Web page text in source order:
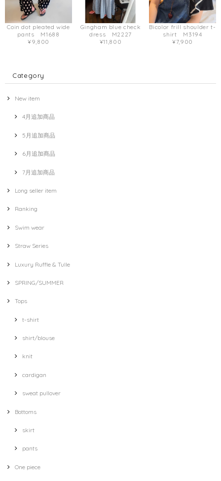
Coin dot pleated wide
pants M1688
¥9,800
Gingham blue check
dress M2227
¥11,800
Bicolor frill shoulder t-
shirt M3194
¥7,900
Category
New item
4月追加商品
5月追加商品
6月追加商品
7月追加商品
Long seller item
Ranking
Swim wear
Straw Series
Luxury Ruffle & Tulle
SPRING/SUMMER
Tops
t-shirt
shirt/blouse
knit
cardigan
sweat pullover
Bottoms
skirt
pants
One piece